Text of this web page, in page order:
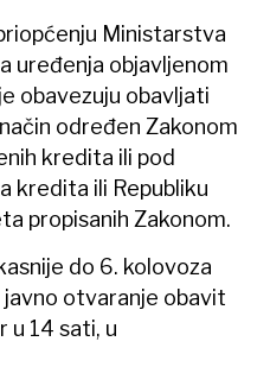
Ministarstva
uređenja objavljenom
obavezuju obavljati
određen Zakonom
kredita ili pod
kredita ili Republiku
propisanih Zakonom.
do 6. kolovoza
javno otvaranje obavit
u 14 sati, u